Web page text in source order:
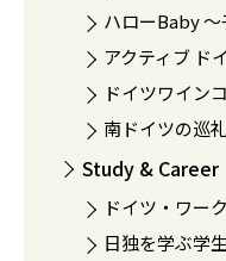
ハローBaby 〜
アクティブ ド
ドイツワイン
南ドイツの巡
Study & Career
ドイツ・ワー
日独を学ぶ学